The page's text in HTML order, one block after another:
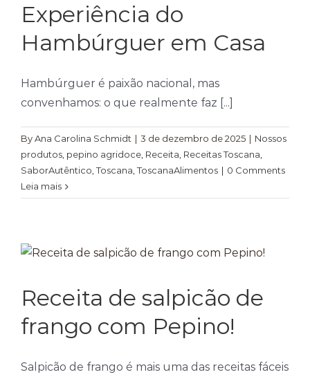
Experiência do
Hambúrguer em Casa
Hambúrguer é paixão nacional, mas
convenhamos: o que realmente faz [...]
ByAna Carolina Schmidt | 3 de dezembro de 2025 | Nossos
produtos pepino agridoce Receita Receitas Toscana
SaborAutêntico ,Toscana ,ToscanaAlimentos | 0 Comments
Leia mais
Receita de salpicão de
frango com Pepino!
Salpicão de frango é mais uma das receitas fáceis